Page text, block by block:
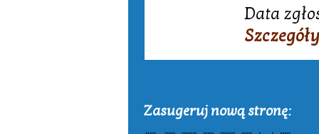
Data
Zasugeruj nową stronę: